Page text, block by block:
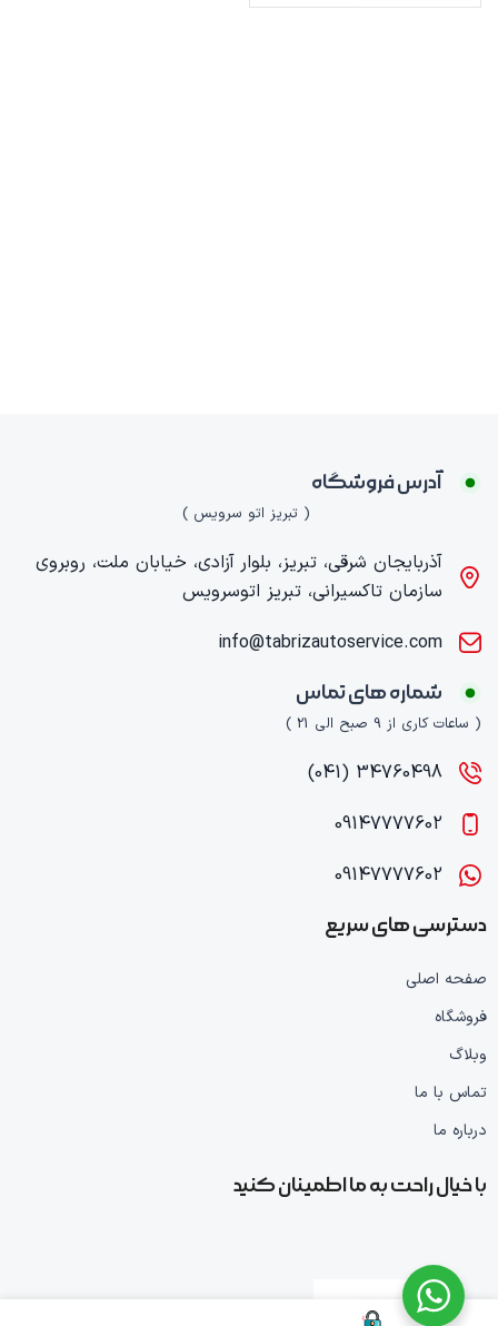
آدرس فروشگاه
( تبریز اتو سرویس )
آذربایجان شرقی، تبریز، بلوار آزادی، خیابان ملت، روبروی
سازمان تاکسیرانی، تبریز اتوسرویس
info@tabrizautoservice.com
شماره های تماس
( ساعات کاری از 9 صبح الی 21 )
34760498 (041)
09147777602
09147777602
دسترسی های سریع
صفحه اصلی
فروشگاه
وبلاگ
تماس با ما
درباره ما
با خیال راحت به ما اطمینان کنید